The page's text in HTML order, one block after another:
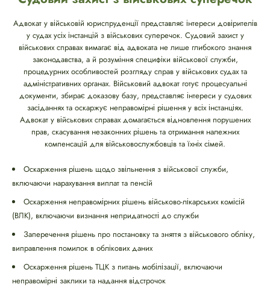
Адвокат у військовій юриспруденції представляє інтереси довірителів
у судах усіх інстанцій з військових суперечок. Судовий захист у
військових справах вимагає від адвоката не лише глибокого знання
законодавства, а й розуміння специфіки військової служби,
процедурних особливостей розгляду справ у військових судах та
адміністративних органах. Військовий адвокат готує процесуальні
документи, збирає доказову базу, представляє інтереси у судових
засіданнях та оскаржує неправомірні рішення у всіх інстанціях.
Адвокат у військових справах домагається відновлення порушених
прав, скасування незаконних рішень та отримання належних
компенсацій для військовослужбовців та їхніх сімей.
Оскарження рішень щодо звільнення з військової служби,
включаючи нарахування виплат та пенсій
Оскарження неправомірних рішень військово-лікарських комісій
(ВЛК), включаючи визнання непридатності до служби
Заперечення рішень про постановку та зняття з військового обліку,
виправлення помилок в облікових даних
Оскарження рішень ТЦК з питань мобілізації, включаючи
неправомірні заклики та надання відстрочок